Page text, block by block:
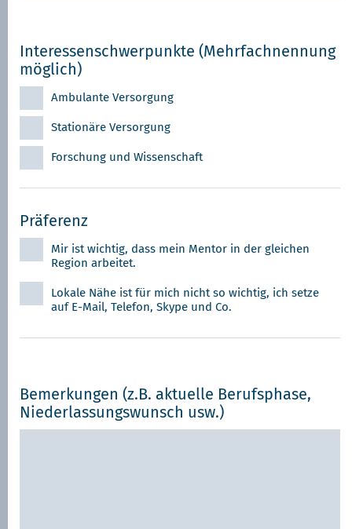
Interessenschwerpunkte (Mehrfachnennung
möglich)
Ambulante Versorgung
Stationäre Versorgung
Forschung und Wissenschaft
Präferenz
Mir ist wichtig, dass mein Mentor in der gleichen
Region arbeitet.
Lokale Nähe ist für mich nicht so wichtig, ich setze
auf E-Mail, Telefon, Skype und Co.
Bemerkungen (z.B. aktuelle Berufsphase,
Niederlassungswunsch usw.)